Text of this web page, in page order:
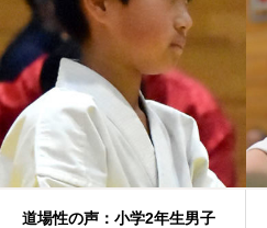
道場性の声：小学2年生男子